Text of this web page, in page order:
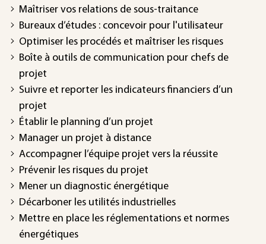
Maîtriser vos relations de sous-traitance
Bureaux d’études : concevoir pour l'utilisateur
Optimiser les procédés et maîtriser les risques
Boîte à outils de communication pour chefs de
projet
Suivre et reporter les indicateurs financiers d’un
projet
Établir le planning d’un projet
Manager un projet à distance
Accompagner l’équipe projet vers la réussite
Prévenir les risques du projet
Mener un diagnostic énergétique
Décarboner les utilités industrielles
Mettre en place les réglementations et normes
énergétiques